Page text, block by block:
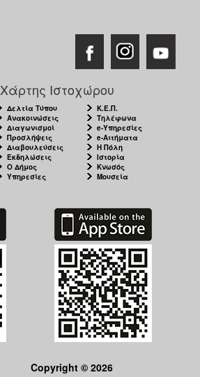
Χάρτης Ιστοχώρου
Δελτία Τύπου
Ανακοινώσεις
Διαγωνισμοί
Προσλήψεις
Διαβουλεύσεις
Εκδηλώσεις
Ο Δήμος
Υπηρεσίες
Κ.Ε.Π.
Τηλέφωνα
e-Υπηρεσίες
e-Αιτήματα
Η Πόλη
Ιστορία
Κνωσός
Μουσεία
Copyright © 2026